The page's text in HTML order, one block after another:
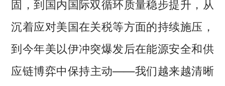
固，到国内国际双循环质量稳步提升，从
沉着应对美国在关税等方面的持续施压，
到今年美以伊冲突爆发后在能源安全和供
应链博弈中保持主动——我们越来越清晰